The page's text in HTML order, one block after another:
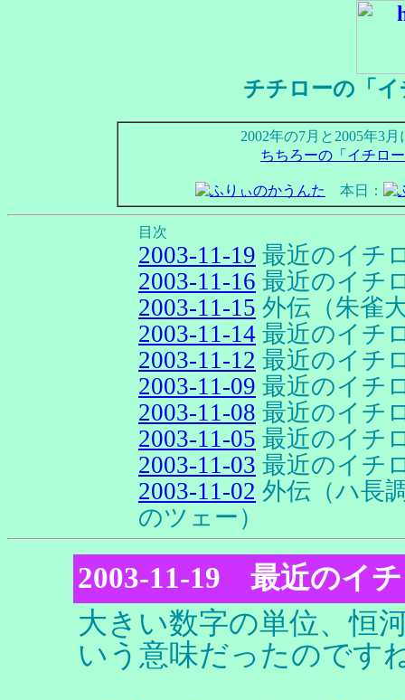
チチローの「
2002年の7月と2005年3
ちちろーの「イチロ
本日：
目次
2003-11-19 最近のイチ
2003-11-16 最近のイチ
2003-11-15 外伝（朱雀
2003-11-14 最近のイチ
2003-11-12 最近のイチ
2003-11-09 最近のイチ
2003-11-08 最近のイチ
2003-11-05 最近のイチ
2003-11-03 最近のイチ
2003-11-02 外伝（ハ長
のツェー）
2003-11-19 最近のイ
大きい数字の単位、恒
いう意味だったのです